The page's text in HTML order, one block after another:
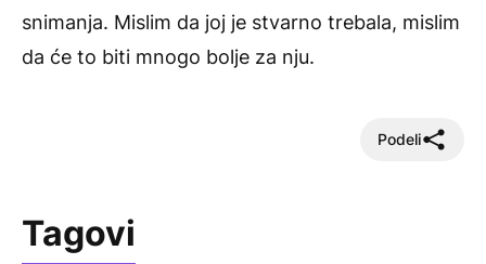
snimanja. Mislim da joj je stvarno trebala, mislim
da će to biti mnogo bolje za nju.
Podeli
Tagovi